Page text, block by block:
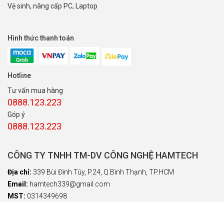
Vệ sinh, nâng cấp PC, Laptop
Hình thức thanh toán
Hotline
Tư vấn mua hàng
0888.123.223
Góp ý
0888.123.223
CÔNG TY TNHH TM-DV CÔNG NGHỆ HAMTECH
Địa chỉ: 339 Bùi Đình Túy, P.24, Q.Bình Thạnh, TP.HCM
Email: hamtech339@gmail.com
MST: 0314349698